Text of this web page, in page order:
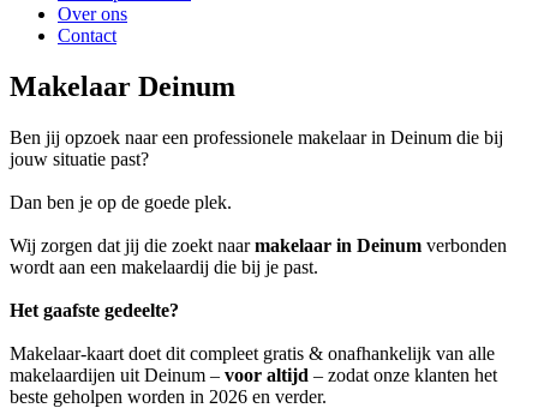
Over ons
Contact
Makelaar Deinum
Ben jij opzoek naar een professionele makelaar in Deinum die bij
jouw situatie past?
Dan ben je op de goede plek.
Wij zorgen dat jij die zoekt naarmakelaar in Deinum verbonden
wordt aan een makelaardij die bij je past.
Het gaafste gedeelte?
Makelaar-kaart doet dit compleet gratis & onafhankelijk van alle
makelaardijen uit Deinum – voor altijd – zodat onze klanten het
beste geholpen worden in 2026 en verder.